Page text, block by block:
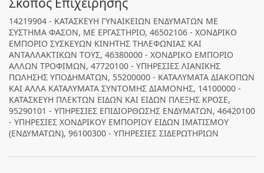
14219904 - ΚΑΤΑΣΚΕΥΗ ΓΥΝΑΙΚΕΙΩΝ ΕΝΔΥΜΑΤΩΝ ΜΕ
ΣΥΣΤΗΜΑ ΦΑΣΟΝ, ΜΕ ΕΡΓΑΣΤΗΡΙΟ, 46502106 - ΧΟΝΔΡΙΚΟ
ΕΜΠΟΡΙΟ ΣΥΣΚΕΥΩΝ ΚΙΝΗΤΗΣ ΤΗΛΕΦΩΝΙΑΣ ΚΑΙ
ΑΝΤΑΛΛΑΚΤΙΚΩΝ ΤΟΥΣ, 46380000 - ΧΟΝΔΡΙΚΟ ΕΜΠΟΡΙΟ
ΑΛΛΩΝ ΤΡΟΦΙΜΩΝ, 47720100 - ΥΠΗΡΕΣΙΕΣ ΛΙΑΝΙΚΗΣ
ΠΩΛΗΣΗΣ ΥΠΟΔΗΜΑΤΩΝ, 55200000 - ΚΑΤΑΛΥΜΑΤΑ ΔΙΑΚΟΠΩΝ
ΚΑΙ ΑΛΛΑ ΚΑΤΑΛΥΜΑΤΑ ΣΥΝΤΟΜΗΣ ΔΙΑΜΟΝΗΣ, 14100000 -
ΚΑΤΑΣΚΕΥΗ ΠΛΕΚΤΩΝ ΕΙΔΩΝ ΚΑΙ ΕΙΔΩΝ ΠΛΕΞΗΣ ΚΡΟΣΕ,
95290101 - ΥΠΗΡΕΣΙΕΣ ΕΠΙΔΙΟΡΘΩΣΗΣ ΕΝΔΥΜΑΤΩΝ, 46420100
- ΥΠΗΡΕΣΙΕΣ ΧΟΝΔΡΙΚΟΥ ΕΜΠΟΡΙΟΥ ΕΙΔΩΝ ΙΜΑΤΙΣΜΟΥ
(ΕΝΔΥΜΑΤΩΝ), 96100300 - ΥΠΗΡΕΣΙΕΣ ΣΙΔΕΡΩΤΗΡΙΩΝ